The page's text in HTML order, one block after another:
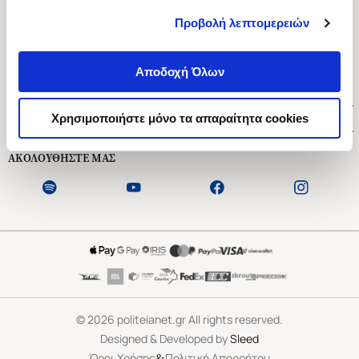
Προβολή λεπτομερειών
Αποδοχή Όλων
Χρησιμοποιήστε μόνο τα απαραίτητα cookies
Ασκληπιού 1-3, Αθήνα 106 79
Δευτέρα - Παρασκευή 09:00-21:00
Εξυπηρέτηση Πελατών
ΑΚΟΛΟΥΘΗΣΤΕ ΜΑΣ
©2026 politeianet.gr All rights reserved.
Designed & Developed bySleed